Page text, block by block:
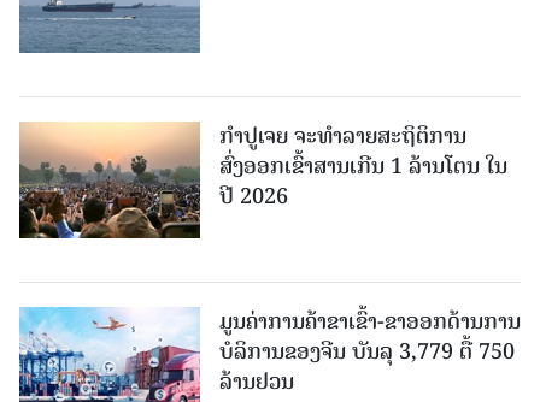
ກຳປູເຈຍ ຈະທຳລາຍສະຖິຕິການ
ສົ່ງອອກເຂົ້າສານເກີນ 1 ລ້ານໂຕນ ໃນ
ປີ 2026
ມູນຄ່າການຄ້າຂາເຂົ້າ-ຂາອອກດ້ານການ
ບໍລິການຂອງຈີນ ບັນລຸ 3,779 ຕື້ 750
ລ້ານຢວນ